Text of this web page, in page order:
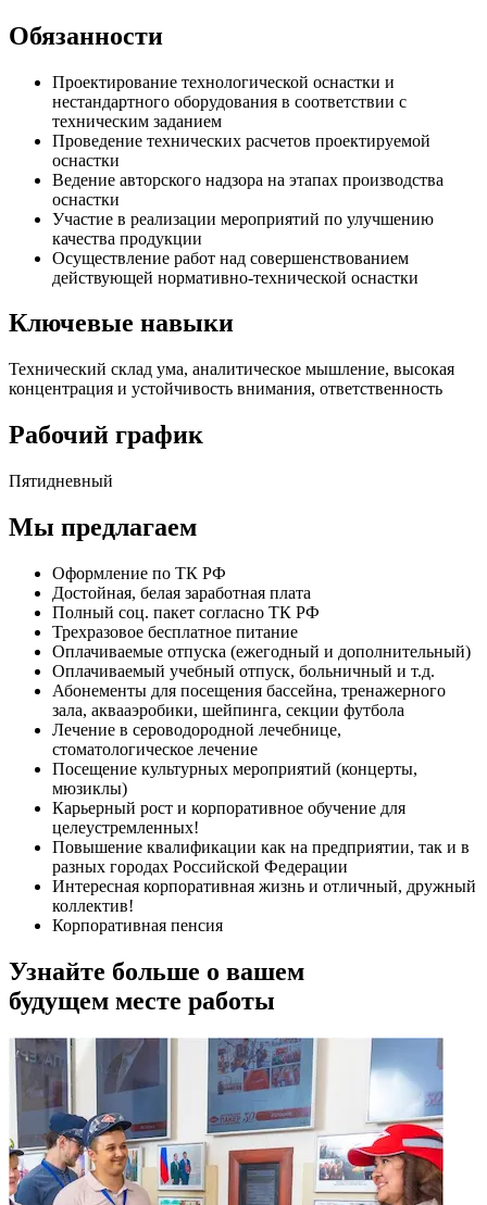
Обязанности
Проектирование технологической оснастки и
нестандартного оборудования в соответствии с
техническим заданием
Проведение технических расчетов проектируемой
оснастки
Ведение авторского надзора на этапах производства
оснастки
Участие в реализации мероприятий по улучшению
качества продукции
Осуществление работ над совершенствованием
действующей нормативно-технической оснастки
Ключевые навыки
Технический склад ума, аналитическое мышление, высокая
концентрация и устойчивость внимания, ответственность
Рабочий график
Пятидневный
Мы предлагаем
Оформление по ТК РФ
Достойная, белая заработная плата
Полный соц. пакет согласно ТК РФ
Трехразовое бесплатное питание
Оплачиваемые отпуска (ежегодный и дополнительный)
Оплачиваемый учебный отпуск, больничный и т.д.
Абонементы для посещения бассейна, тренажерного
зала, аквааэробики, шейпинга, секции футбола
Лечение в сероводородной лечебнице,
стоматологическое лечение
Посещение культурных мероприятий (концерты,
мюзиклы)
Карьерный рост и корпоративное обучение для
целеустремленных!
Повышение квалификации как на предприятии, так и в
разных городах Российской Федерации
Интересная корпоративная жизнь и отличный, дружный
коллектив!
Корпоративная пенсия
Узнайте больше о вашем
будущем месте работы